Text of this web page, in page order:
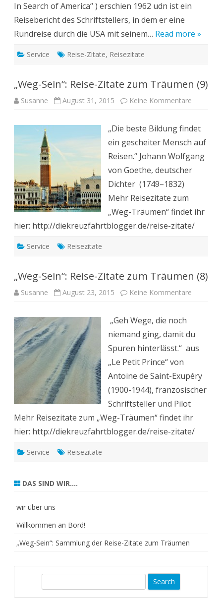
In Search of America“ ) erschien 1962 udn ist ein
Reisebericht des Schriftstellers, in dem er eine
Rundreise durch die USA mit seinem… Read more »
Service Reise-Zitate, Reisezitate
„Weg-Sein“: Reise-Zitate zum Träumen (9)
Susanne August 31, 2015 Keine Kommentare
Zitate
zum
Träumen
(9)
„Die beste Bildung findet
ein gescheiter Mensch auf
Reisen.“ Johann Wolfgang
von Goethe, deutscher
Dichter (1749–1832)
Mehr Reisezitate zum
„Weg-Träumen“ findet ihr
hier: http://diekreuzfahrtblogger.de/reise-zitate/
Service Reisezitate
„Weg-Sein“: Reise-Zitate zum Träumen (8)
Susanne August 23, 2015 Keine Kommentare
Träumen
(8)
„Geh Wege, die noch
niemand ging, damit du
Spuren hinterlässt.“ aus
„Le Petit Prince“ von
Antoine de Saint-Exupéry
(1900-1944), französischer
Schriftsteller und Pilot
Mehr Reisezitate zum „Weg-Träumen“ findet ihr
hier: http://diekreuzfahrtblogger.de/reise-zitate/
Service Reisezitate
DAS SIND WIR….
wir über uns
Willkommen an Bord!
„Weg-Sein“: Sammlung der Reise-Zitate zum Träumen